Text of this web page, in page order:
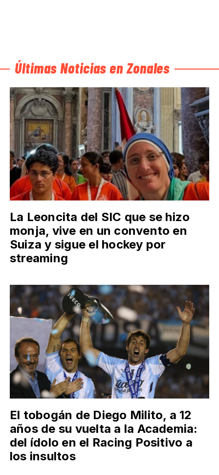
Últimas Noticias en Zonales
La Leoncita del SIC que se hizo
monja, vive en un convento en
Suiza y sigue el hockey por
streaming
El tobogán de Diego Milito, a 12
años de su vuelta a la Academia:
del ídolo en el Racing Positivo a
los insultos